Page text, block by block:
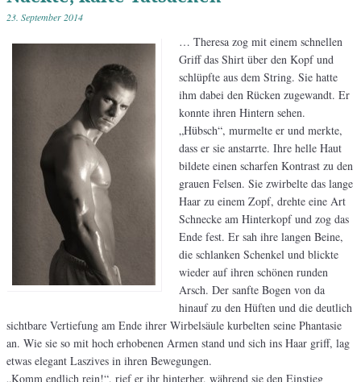
23. September 2014
… Theresa zog mit einem schnellen
Griff das Shirt über den Kopf und
schlüpfte aus dem String. Sie hatte
ihm dabei den Rücken zugewandt. Er
konnte ihren Hintern sehen.
„Hübsch“, murmelte er und merkte,
dass er sie anstarrte. Ihre helle Haut
bildete einen scharfen Kontrast zu den
grauen Felsen. Sie zwirbelte das lange
Haar zu einem Zopf, drehte eine Art
Schnecke am Hinterkopf und zog das
Ende fest. Er sah ihre langen Beine,
die schlanken Schenkel und blickte
wieder auf ihren schönen runden
Arsch. Der sanfte Bogen von da
hinauf zu den Hüften und die deutlich
sichtbare Vertiefung am Ende ihrer Wirbelsäule kurbelten seine Phantasie
an. Wie sie so mit hoch erhobenen Armen stand und sich ins Haar griff, lag
etwas elegant Laszives in ihren Bewegungen.
„Komm endlich rein!“, rief er ihr hinterher, während sie den Einstieg